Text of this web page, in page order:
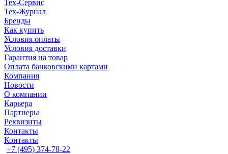
Tex-Сервис
Тех-Журнал
Бренды
Как купить
Условия оплаты
Условия доставки
Гарантия на товар
Оплата банковскими картами
Компания
Новости
О компании
Карьера
Партнеры
Реквизиты
Контакты
Контакты
+7 (495) 374-78-22